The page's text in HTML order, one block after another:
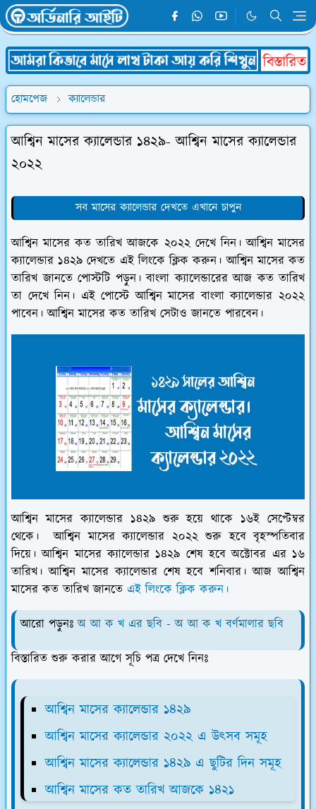
হোমপেজ ক্যালেন্ডার
আশ্বিন মাসের ক্যালেন্ডার ১৪২৯- আশ্বিন মাসের ক্যালেন্ডার
২০২২
সব মাসের ক্যালেন্ডার দেখতে এখানে চাপুন
আশ্বিন মাসের কত তারিখ আজকে ২০২২ দেখে নিন। আশ্বিন মাসের
ক্যালেন্ডার ১৪২৯ দেখতে এই লিংকে ক্লিক করুন। আশ্বিন মাসের কত
তারিখ জানতে পোস্টটি পড়ুন। বাংলা ক্যালেন্ডারের আজ কত তারিখ
তা দেখে নিন। এই পোস্টে আশ্বিন মাসের বাংলা ক্যালেন্ডার ২০২২
পাবেন। আশ্বিন মাসের কত তারিখ সেটাও জানতে পারবেন।
আশ্বিন মাসের ক্যালেন্ডার ১৪২৯ শুরু হয়ে থাকে ১৬ই সেপ্টেম্বর
থেকে। আশ্বিন মাসের ক্যালেন্ডার ২০২২ শুরু হবে বৃহস্পতিবার
দিয়ে। আশ্বিন মাসের ক্যালেন্ডার ১৪২৯ শেষ হবে অক্টোবর এর ১৬
তারিখ। আশ্বিন মাসের ক্যালেন্ডার শেষ হবে শনিবার। আজ আশ্বিন
মাসের কত তারিখ জানতে এই লিংকে ক্লিক করুন।
আরো পড়ুনঃ অ আ ক খ এর ছবি - অ আ ক খ বর্ণমালার ছবি
বিস্তারিত শুরু করার আগে সূচি পত্র দেখে নিনঃ
আশ্বিন মাসের ক্যালেন্ডার ১৪২৯
আশ্বিন মাসের ক্যালেন্ডার ২০২২ এ উৎসব সমূহ
আশ্বিন মাসের ক্যালেন্ডার ১৪২৯ এ ছুটির দিন সমূহ
আশ্বিন মাসের কত তারিখ আজকে ১৪২১